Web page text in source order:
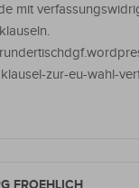
mit
zur-eu-wahl-
FROEHLICH